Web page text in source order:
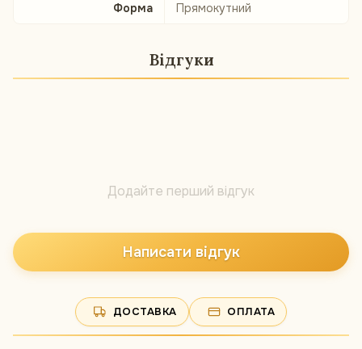
Форма Прямокутний
Відгуки
Додайте перший відгук
Написати відгук
ДОСТАВКА ОПЛАТА